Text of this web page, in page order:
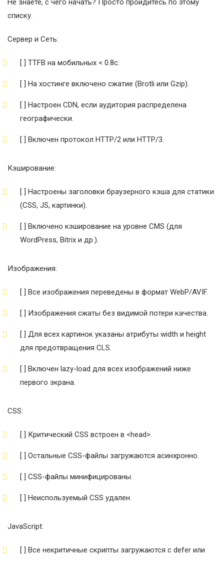
списку.
Сервер и Сеть:
[ ] TTFB на мобильных < 0.8с.
[ ] На хостинге включено сжатие (Brotli или Gzip).
[ ] Настроен CDN, если аудитория распределена
географически.
[ ] Включен протокол HTTP/2 или HTTP/3.
Кэширование:
[ ] Настроены заголовки браузерного кэша для статики
(CSS, JS, картинки).
[ ] Включено кэширование на уровне CMS (для
WordPress, Bitrix и др.).
Изображения:
[ ] Все изображения переведены в формат WebP/AVIF.
[ ] Изображения сжаты без видимой потери качества.
[ ] Для всех картинок указаны атрибуты width и height
для предотвращения CLS.
[ ] Включен lazy-load для всех изображений ниже
первого экрана.
CSS:
[ ] Критический CSS встроен в <head>.
[ ] Остальные CSS-файлы загружаются асинхронно.
[ ] CSS-файлы минифицированы.
[ ] Неиспользуемый CSS удален.
JavaScript:
[ ] Все некритичные скрипты загружаются с defer или